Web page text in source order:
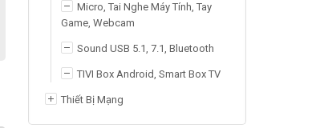
Micro, Tai Nghe Máy Tính, Tay
Game, Webcam
Sound USB 5.1, 7.1, Bluetooth
TIVI Box Android, Smart Box TV
Thiết Bị Mạng